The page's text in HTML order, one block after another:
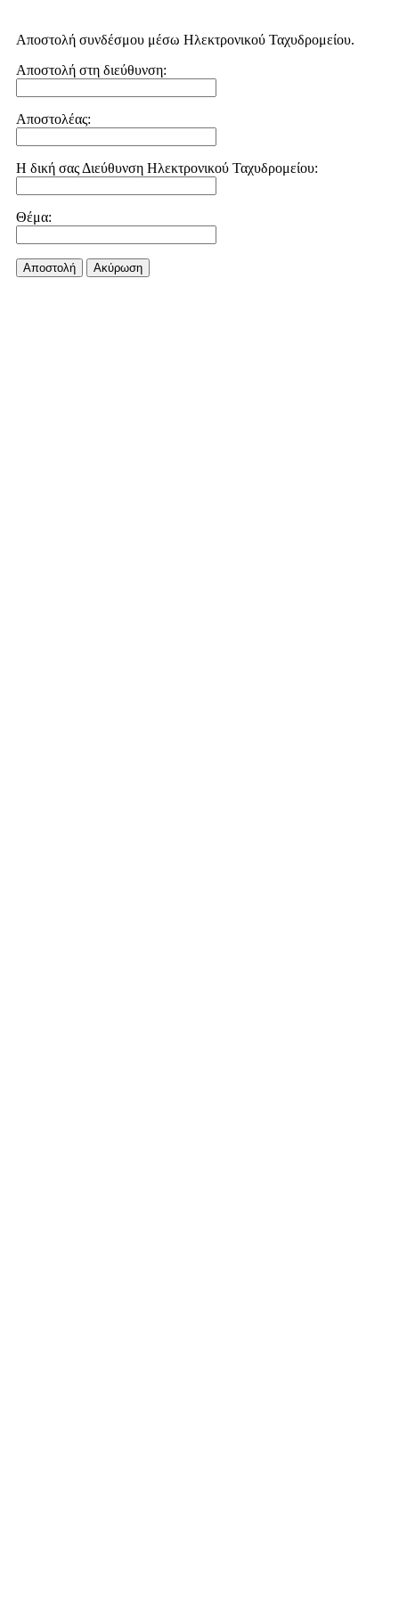
Αποστολή συνδέσμου μέσω Ηλεκτρονικού Ταχυδρομείου.
Αποστολή στη διεύθυνση:
Αποστολέας:
Η δική σας Διεύθυνση Ηλεκτρονικού Ταχυδρομείου:
Θέμα:
Αποστολή Aκύρωση